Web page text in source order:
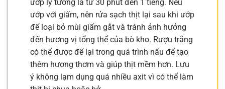
ướp lý tưởng là từ 30 phút đến 1 tiếng. Nếu
ướp với giấm, nên rửa sạch thịt lại sau khi ướp
để loại bỏ mùi giấm gắt và tránh ảnh hưởng
đến hương vị tổng thể của bò kho. Rượu trắng
có thể được để lại trong quá trình nấu để tạo
thêm hương thơm và giúp thịt mềm hơn. Lưu
ý không lạm dụng quá nhiều axit vì có thể làm